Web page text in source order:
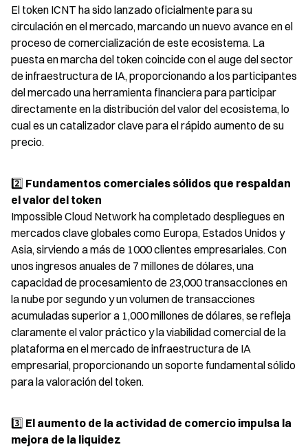
El token ICNT ha sido lanzado oficialmente para su
circulación en el mercado, marcando un nuevo avance en el
proceso de comercialización de este ecosistema. La
puesta en marcha del token coincide con el auge del sector
de infraestructura de IA, proporcionando a los participantes
del mercado una herramienta financiera para participar
directamente en la distribución del valor del ecosistema, lo
cual es un catalizador clave para el rápido aumento de su
precio.
2️⃣ Fundamentos comerciales sólidos que respaldan
el valor del token
Impossible Cloud Network ha completado despliegues en
mercados clave globales como Europa, Estados Unidos y
Asia, sirviendo a más de 1000 clientes empresariales. Con
unos ingresos anuales de 7 millones de dólares, una
capacidad de procesamiento de 23,000 transacciones en
la nube por segundo y un volumen de transacciones
acumuladas superior a 1,000 millones de dólares, se refleja
claramente el valor práctico y la viabilidad comercial de la
plataforma en el mercado de infraestructura de IA
empresarial, proporcionando un soporte fundamental sólido
para la valoración del token.
3️⃣ El aumento de la actividad de comercio impulsa la
mejora de la liquidez